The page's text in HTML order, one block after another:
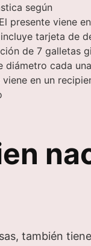
según
presente viene
tarjeta de
de 7 galletas
diámetro cada
viene en un
también